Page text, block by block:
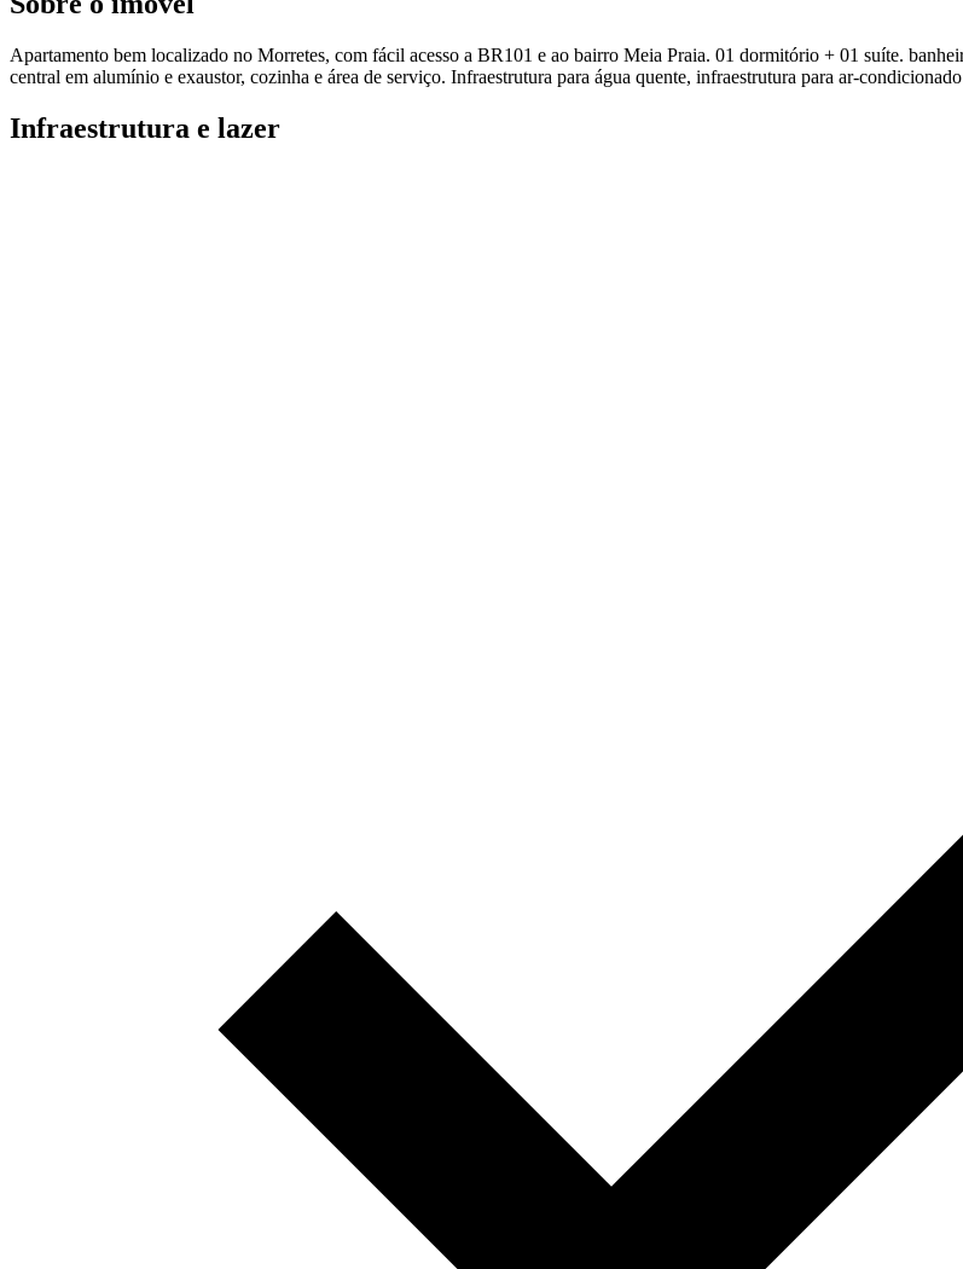
Apartamento bem localizado no Morretes, com fácil acesso a BR101 e ao bairro Meia Praia. 01 dormitório + 01 suíte.
central em alumínio e exaustor, cozinha e área de serviço. Infraestrutura para água quente, infraestrutura para ar-
Infraestrutura e lazer